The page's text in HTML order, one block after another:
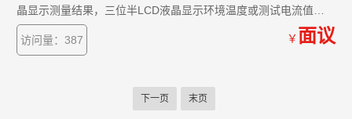
晶显示测量结果，三位半LCD液晶显示环境温度或测试电流值，
克服了其它同类产品由LED显示值在阳光下不便读数的缺点，同时
具备了自动消弧功能。该直流电阻快速测试仪具有测速快、精度
不受人为因素影响等优点。
访问量：387 ￥ 面议
下一页 末页